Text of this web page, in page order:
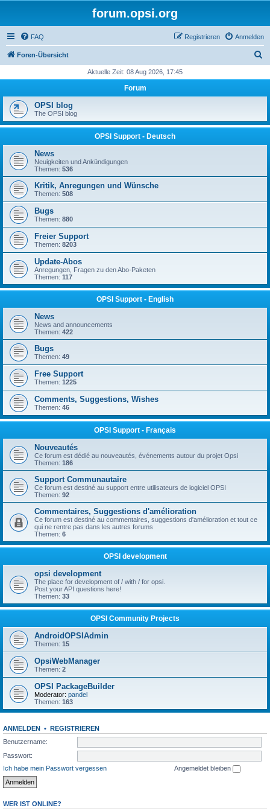
forum.opsi.org
FAQ Anmelden
Registrieren
Foren-Übersicht
h
Aktuelle Zeit: 08 Aug 2026, 17:45
Forum
OPSI blog
The OPSI blog
OPSI Support - Deutsch
News
Neuigkeiten und Ankündigungen
Themen: 536
Kritik, Anregungen und Wünsche
Themen: 508
Bugs
Themen: 880
Freier Support
Themen: 8203
Update-Abos
Anregungen, Fragen zu den Abo-Paketen
Themen: 117
OPSI Support - English
News
News and announcements
Themen: 422
Bugs
Themen: 49
Free Support
Themen: 1225
Comments, Suggestions, Wishes
Themen: 46
OPSI Support - Français
Nouveautés
Ce forum est dédié au nouveautés, événements autour du projet Opsi
Themen: 186
Support Communautaire
Ce forum est destiné au support entre utilisateurs de logiciel OPSI
Themen: 92
Commentaires, Suggestions d'amélioration
Ce forum est destiné au commentaires, suggestions d'amélioration et tout ce
qui ne rentre pas dans les autres forums
Themen: 6
OPSI development
opsi development
The place for development of / with / for opsi.
Post your API questions here!
Themen: 33
OPSI Community Projects
AndroidOPSIAdmin
Themen: 15
OpsiWebManager
Themen: 2
OPSI PackageBuilder
Moderator: pandel
Themen: 163
ANMELDEN • REGISTRIEREN
Benutzername:
Passwort:
Ich habe mein Passwort vergessen
Angemeldet bleiben
WER IST ONLINE?